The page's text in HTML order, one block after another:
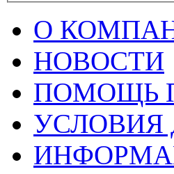
О
НОВОСТИ
ПОМОЩЬ
УСЛОВИЯ